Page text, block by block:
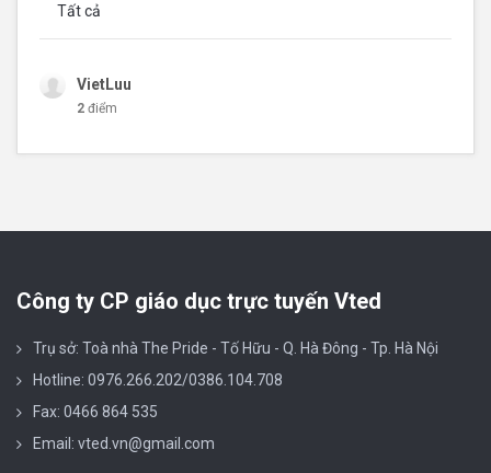
Tất cả
VietLuu
2 điểm
Công ty CP giáo dục trực tuyến Vted
Trụ sở: Toà nhà The Pride - Tố Hữu - Q. Hà Đông - Tp. Hà Nội
Hotline: 0976.266.202/0386.104.708
Fax: 0466 864 535
Email: vted.vn@gmail.com